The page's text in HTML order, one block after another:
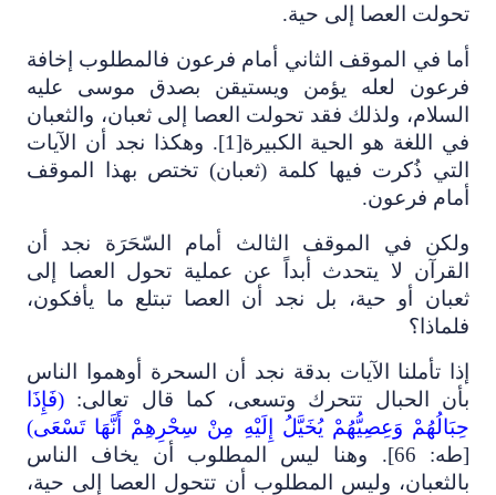
تحولت العصا إلى حية.
أما في الموقف الثاني أمام فرعون فالمطلوب إخافة
فرعون لعله يؤمن ويستيقن بصدق موسى عليه
السلام، ولذلك فقد تحولت العصا إلى ثعبان، والثعبان
في اللغة هو الحية الكبيرة[1]. وهكذا نجد أن الآيات
التي ذُكرت فيها كلمة (ثعبان) تختص بهذا الموقف
أمام فرعون.
ولكن في الموقف الثالث أمام السّحَرَة نجد أن
القرآن لا يتحدث أبداً عن عملية تحول العصا إلى
ثعبان أو حية، بل نجد أن العصا تبتلع ما يأفكون،
فلماذا؟
إذا تأملنا الآيات بدقة نجد أن السحرة أوهموا الناس
بأن الحبال تتحرك وتسعى، كما قال تعالى: (فَإِذَا
حِبَالُهُمْ وَعِصِيُّهُمْ يُخَيَّلُ إِلَيْهِ مِنْ سِحْرِهِمْ أَنَّهَا تَسْعَى)
[طه: 66]. وهنا ليس المطلوب أن يخاف الناس
بالثعبان، وليس المطلوب أن تتحول العصا إلى حية،